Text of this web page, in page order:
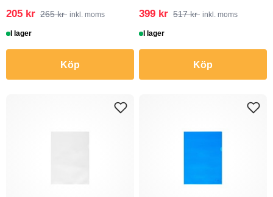
205 kr 265 kr inkl. moms
I lager
Köp
399 kr 517 kr inkl. moms
I lager
Köp